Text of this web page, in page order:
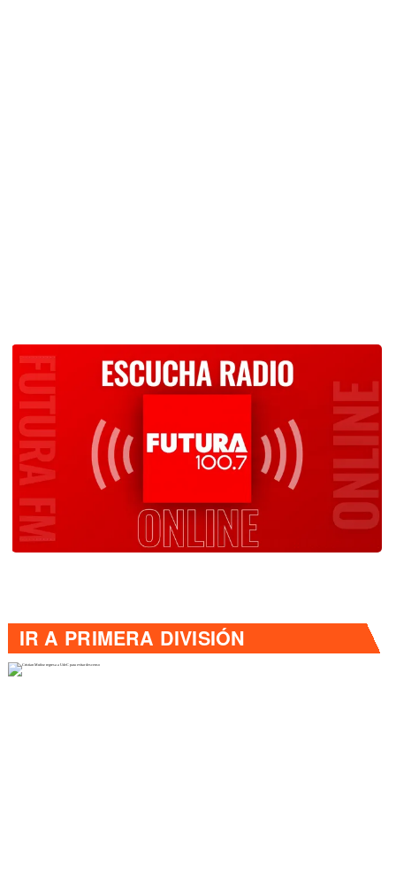
IR A PRIMERA DIVISIÓN